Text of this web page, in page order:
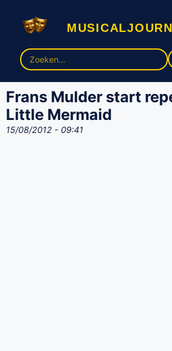
Zoek
naar:
Frans Mulder start
Little Mermaid
15/08/2012 - 09:41